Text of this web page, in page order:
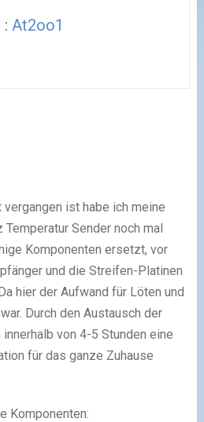
At2oo1
ist habe ich meine
Sender noch mal
Komponenten ersetzt, vor
und die Streifen-Platinen
hier der Aufwand für Löten und
Durch den Austausch der
von 4-5 Stunden eine
für das ganze Zuhause
Komponenten: